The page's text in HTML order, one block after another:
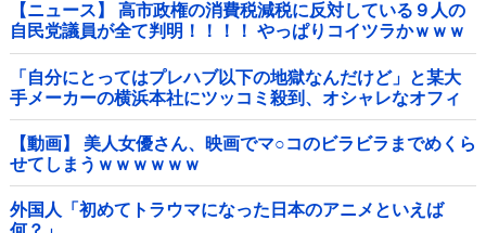
【ニュース】 高市政権の消費税減税に反対している９人の
自民党議員が全て判明！！！！ やっぱりコイツラかｗｗｗ
ｗｗ
「自分にとってはプレハブ以下の地獄なんだけど」と某大
手メーカーの横浜本社にツッコミ殺到、オシャレなオフィ
スに特化してしまった結果……他
【動画】 美人女優さん、映画でマ○コのビラビラまでめくら
せてしまうｗｗｗｗｗｗ
外国人「初めてトラウマになった日本のアニメといえば